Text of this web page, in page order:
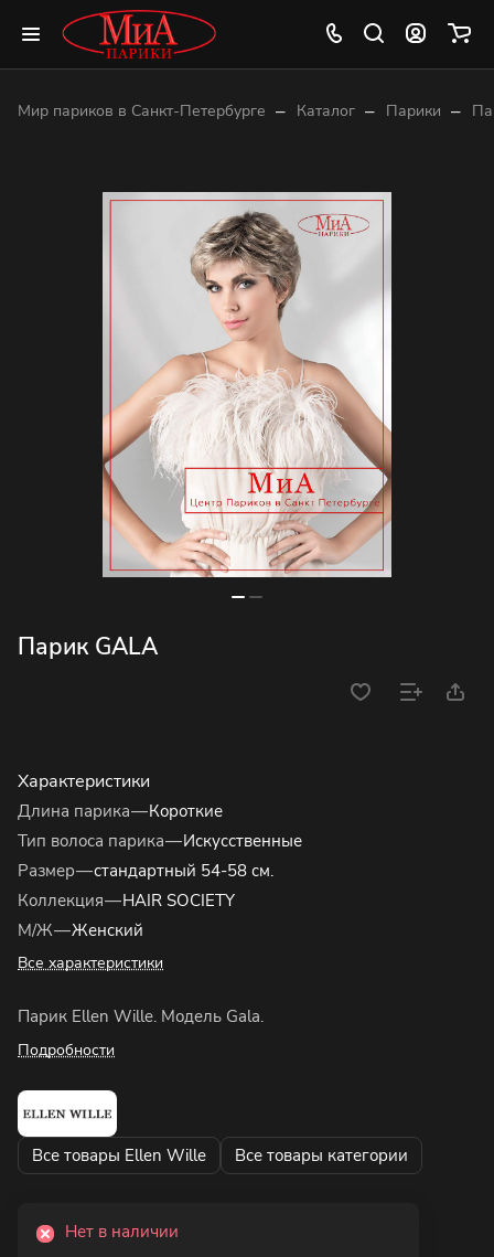
Мир париков в Санкт-Петербурге – Каталог – Парики –
Парик GALA
Характеристики
Длина парика—Короткие
Тип волоса парика—Искусственные
Размер—стандартный 54-58 см.
Коллекция—HAIR SOCIETY
М/Ж—Женский
Все характеристики
Парик Ellen Wille. Модель Gala.
Подробности
Все товары Ellen Wille Все товары категории
Нет в наличии